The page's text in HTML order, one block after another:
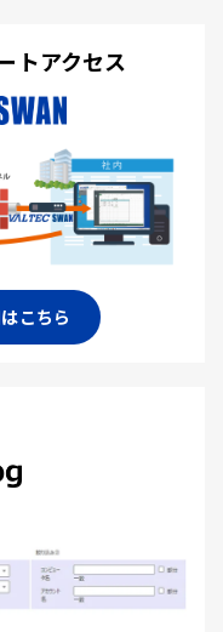
トアクセス
こちら